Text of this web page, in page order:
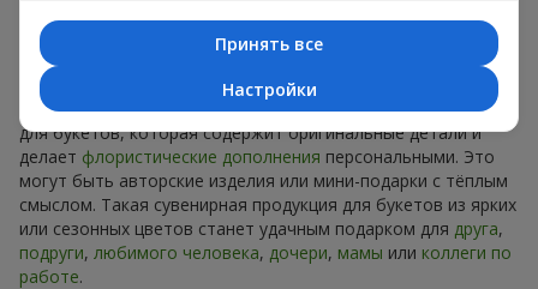
Сувенирная продукция к
букетам на День рождения
дню рожденияхорошо подходит сувенирная продукция
для букетов, которая содержит оригинальные детали и
делает флористические дополнения персональными. Это
могут быть авторские изделия или мини-подарки с тёплым
смыслом. Такая сувенирная продукция для букетов из ярких
или сезонных цветов станет удачным подарком для друга,
подруги, любимого человека, дочери, мамы или коллеги по
работе.
Принять все
Настройки